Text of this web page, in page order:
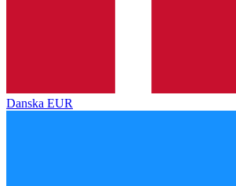
Danska EUR